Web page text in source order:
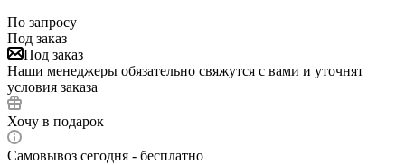
По запросу
Под заказ
Под заказ
Наши менеджеры обязательно свяжутся с вами и уточнят
условия заказа
Хочу в подарок
Самовывоз сегодня - бесплатно